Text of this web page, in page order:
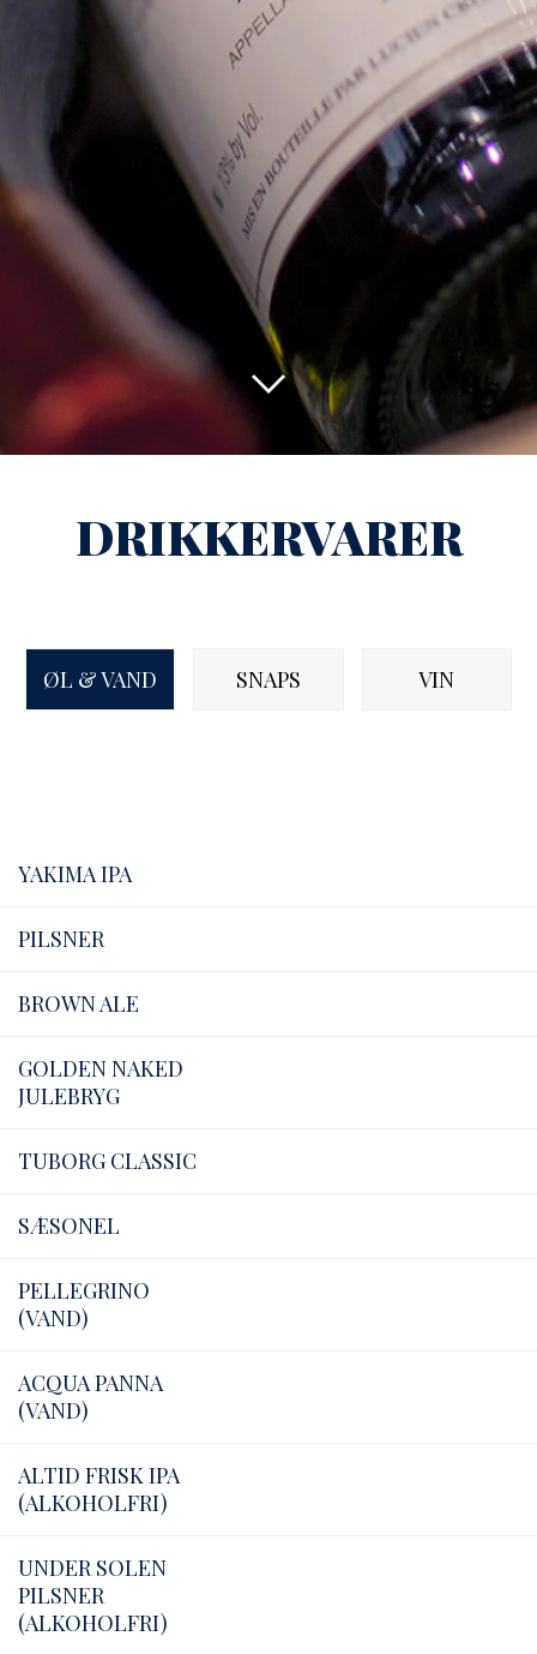
DRIKKERVARER
ØL & VAND SNAPS VIN
YAKIMA IPA
PILSNER
BROWN ALE
GOLDEN NAKED
JULEBRYG
TUBORG CLASSIC
SÆSONEL
PELLEGRINO
(VAND)
ACQUA PANNA
(VAND)
ALTID FRISK IPA
(ALKOHOLFRI)
UNDER SOLEN
PILSNER
(ALKOHOLFRI)